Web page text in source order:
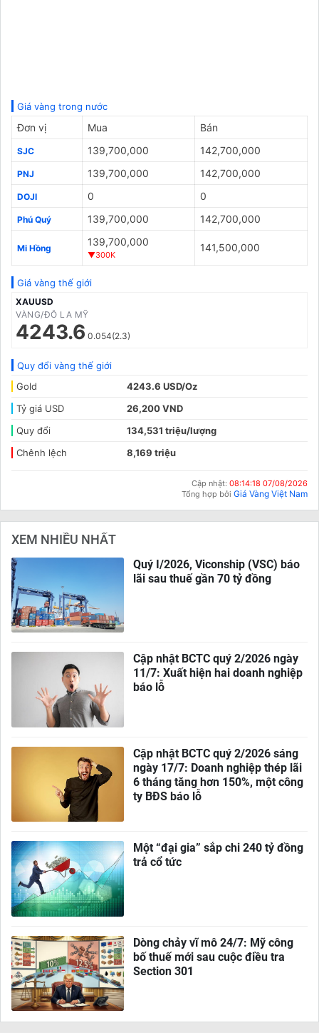
Giá vàng trong nước
Đơn vị Mua Bán
SJC 139,700,000 142,700,000
PNJ 139,700,000 142,700,000
DOJI 0 0
Phú Quý 139,700,000 142,700,000
Mi Hồng
139,700,000
▼300K
141,500,000
Giá vàng thế giới
XAUUSD
VÀNG/ĐÔ LA MỸ
4243.6 0.054(2.3)
Quy đổi vàng thế giới
Gold
4243.6 USD/Oz
Tỷ giá USD
26,200 VND
Quy đổi
134,531 triệu/lượng
Chênh lệch
8,169 triệu
Cập nhật: 08:14:18 07/08/2026
Tổng hợp bởi Giá Vàng Việt Nam
XEM NHIỀU NHẤT
Quý I/2026, Viconship (VSC) báo
lãi sau thuế gần 70 tỷ đồng
Cập nhật BCTC quý 2/2026 ngày
11/7: Xuất hiện hai doanh nghiệp
báo lỗ
Cập nhật BCTC quý 2/2026 sáng
ngày 17/7: Doanh nghiệp thép lãi
6 tháng tăng hơn 150%, một công
ty BĐS báo lỗ
Một “đại gia” sắp chi 240 tỷ đồng
trả cổ tức
Dòng chảy vĩ mô 24/7: Mỹ công
bố thuế mới sau cuộc điều tra
Section 301